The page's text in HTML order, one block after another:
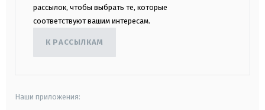
рассылок, чтобы выбрать те, которые
соответствуют вашим интересам.
К РАССЫЛКАМ
Наши приложения: